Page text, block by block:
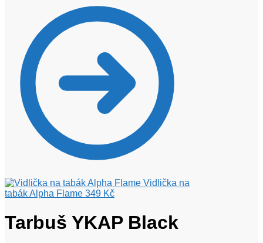
Vidlička na
tabák Alpha Flame 349 Kč
Tarbuš YKAP Black